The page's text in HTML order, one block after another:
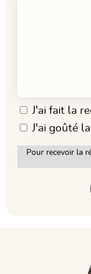
J'ai fait la
J'ai goûté
Pour recevoir la